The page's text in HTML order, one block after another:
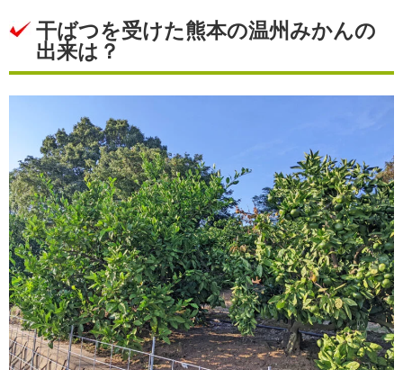
干ばつを受けた熊本の温州みかんの
出来は？